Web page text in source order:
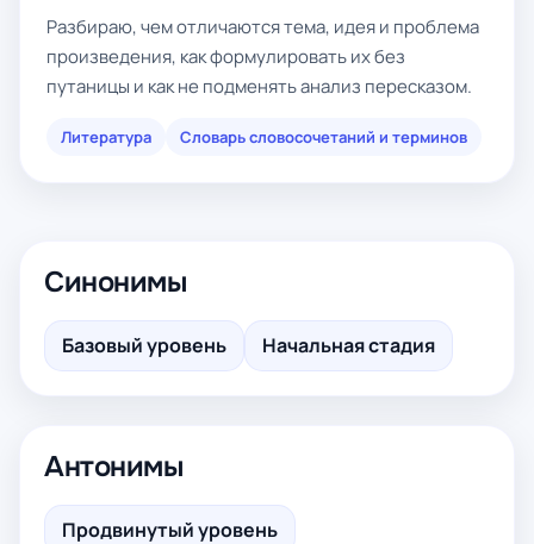
Разбираю, чем отличаются тема, идея и проблема
произведения, как формулировать их без
путаницы и как не подменять анализ пересказом.
Литература Словарь словосочетаний и терминов
Синонимы
Базовый уровень Начальная стадия
Антонимы
Продвинутый уровень